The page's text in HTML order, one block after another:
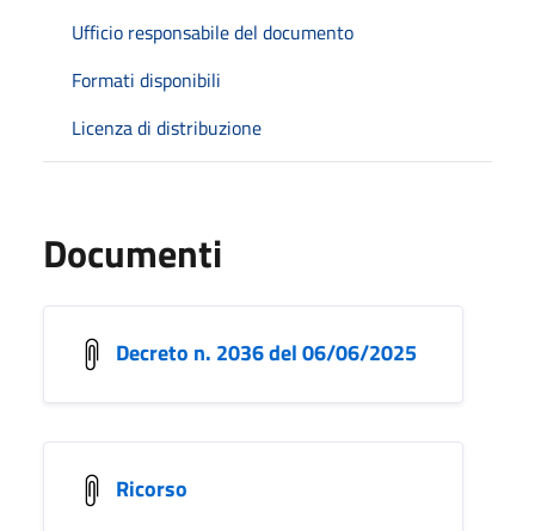
Ufficio responsabile del documento
Formati disponibili
Licenza di distribuzione
Documenti
Decreto n. 2036 del 06/06/2025
Ricorso